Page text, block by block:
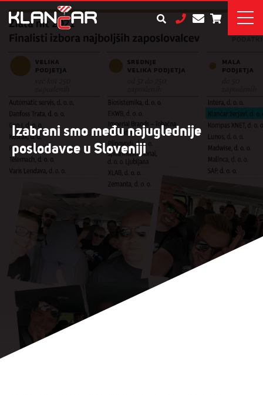
Izabrani smo među najuglednije
poslodavce u Sloveniji